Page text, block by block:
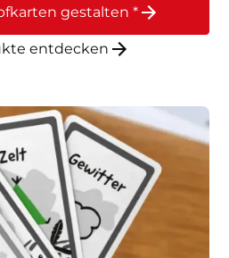
gestalten *
entdecken